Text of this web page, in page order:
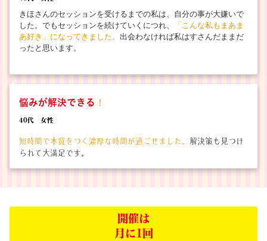
きほさんのセッションを受けるまでの私は、自分の事が大嫌いで
した。でもセッションを続けていくにつれ、
「こんな私もまあま
あ好き」になってきました。 出会わなければ私はすさんだままだ
ったと思います。
悩みが解決できる ！
40代 女性
短時間で本質をつく濃厚な時間が過ごせました。 解決策も見つけ
られて大満足です。
開催は
月に1回